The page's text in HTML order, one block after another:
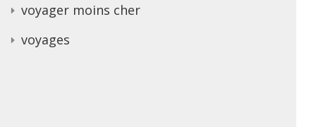
voyager moins cher
voyages